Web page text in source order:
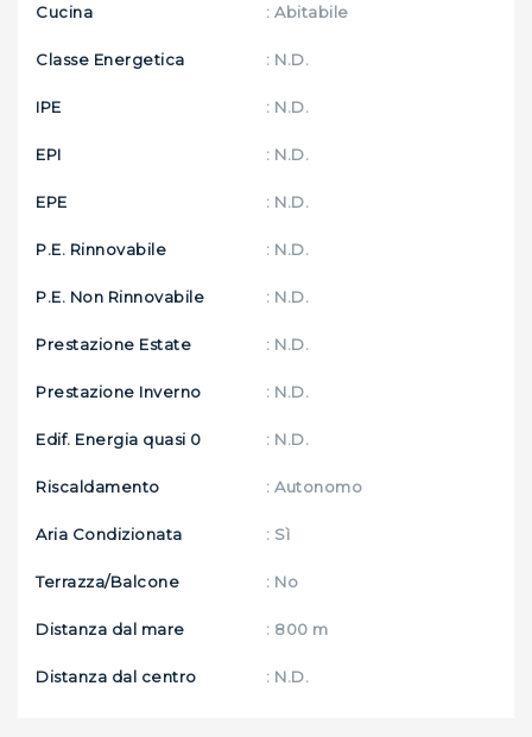
Cucina : Abitabile
Classe Energetica : N.D.
IPE : N.D.
EPI : N.D.
EPE : N.D.
P.E. Rinnovabile : N.D.
P.E. Non Rinnovabile : N.D.
Prestazione Estate : N.D.
Prestazione Inverno : N.D.
Edif. Energia quasi 0 : N.D.
Riscaldamento : Autonomo
Aria Condizionata : Sì
Terrazza/Balcone : No
Distanza dal mare : 800 m
Distanza dal centro : N.D.